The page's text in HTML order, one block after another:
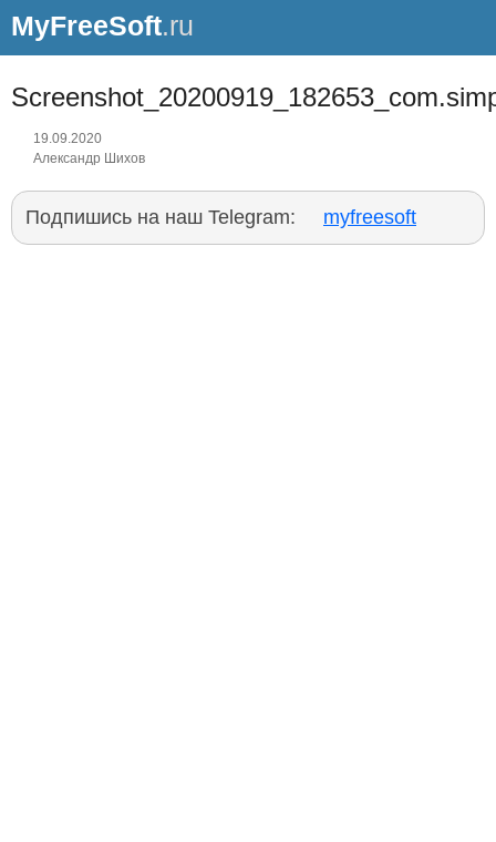
MyFreeSoft.ru
19.09.2020
Александр Шихов
Подпишись на наш Telegram: myfreesoft